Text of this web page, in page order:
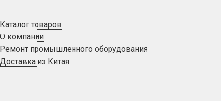
Каталог товаров
О компании
Ремонт промышленного оборудования
Доставка из Китая